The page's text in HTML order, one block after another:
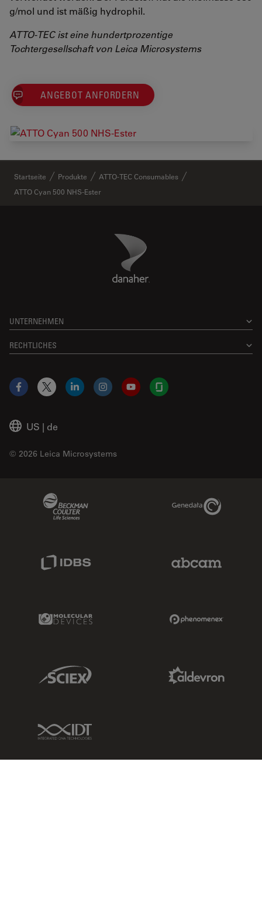
g/mol und ist mäßig hydrophil.
ATTO-TEC ist eine hundertprozentige
Tochtergesellschaft von Leica Microsystems
ANGEBOT ANFORDERN
Startseite Produkte
ATTO-TEC Consumables
ATTO Cyan 500 NHS-Ester
Danaher Logo
UNTERNEHMEN
RECHTLICHES
US | de
© 2026 Leica Microsystems
Facebook
X LinkedInInstagramYouTubeGlassdoor
Genedata Link
Molecular Devices Link
Sciex Link
IDT Link